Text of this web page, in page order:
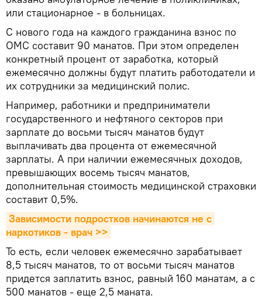
или стационарное - в больницах.
С нового года на каждого гражданина взнос по
ОМС составит 90 манатов. При этом определен
конкретный процент от заработка, который
ежемесячно должны будут платить работодатели и
их сотрудники за медицинский полис.
Например, работники и предприниматели
государственного и нефтяного секторов при
зарплате до восьми тысяч манатов будут
выплачивать два процента от ежемесячной
зарплаты. А при наличии ежемесячных доходов,
превышающих восемь тысяч манатов,
дополнительная стоимость медицинской страховки
составит 0,5%.
Зависимости подростков начинаются не с
наркотиков - врач >>
То есть, если человек ежемесячно зарабатывает
8,5 тысяч манатов, то от восьми тысяч манатов
придется заплатить взнос, равный 160 манатам, а с
500 манатов - еще 2,5 маната.